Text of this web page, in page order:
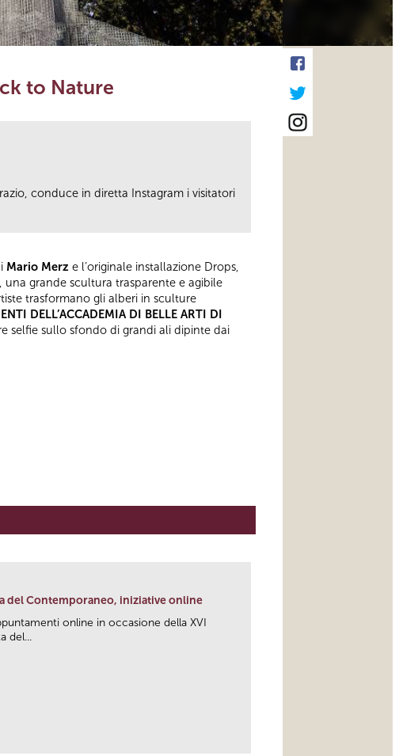
to Nature
conduce in diretta Instagram i visitatori
Mario Merz e l’originale installazione Drops,
, una grande scultura trasparente e agibile
trasformano gli alberi in sculture
DELL’ACCADEMIA DI BELLE ARTI DI
selfie sullo sfondo di grandi ali dipinte dai
del Contemporaneo, iniziative online
online in occasione della XVI
del...